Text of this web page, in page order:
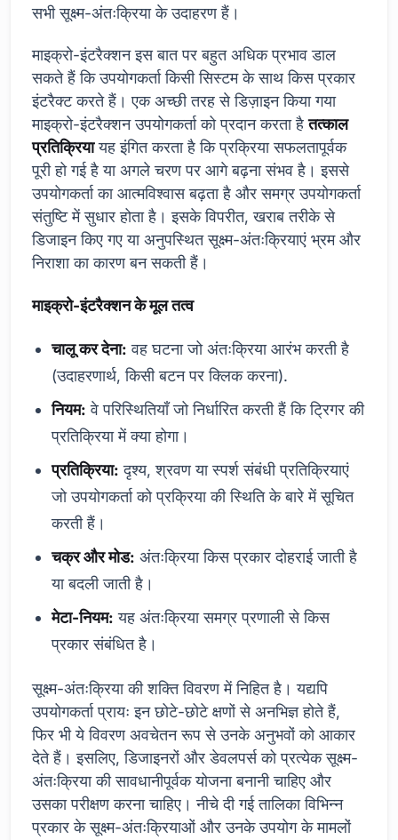
सभी सूक्ष्म-अंतःक्रिया के उदाहरण हैं।
माइक्रो-इंटरैक्शन इस बात पर बहुत अधिक प्रभाव डाल
सकते हैं कि उपयोगकर्ता किसी सिस्टम के साथ किस प्रकार
इंटरैक्ट करते हैं। एक अच्छी तरह से डिज़ाइन किया गया
माइक्रो-इंटरैक्शन उपयोगकर्ता को प्रदान करता हैतत्काल
प्रतिक्रियायह इंगित करता है कि प्रक्रिया सफलतापूर्वक
पूरी हो गई है या अगले चरण पर आगे बढ़ना संभव है। इससे
उपयोगकर्ता का आत्मविश्वास बढ़ता है और समग्र उपयोगकर्ता
संतुष्टि में सुधार होता है। इसके विपरीत, खराब तरीके से
डिजाइन किए गए या अनुपस्थित सूक्ष्म-अंतःक्रियाएं भ्रम और
निराशा का कारण बन सकती हैं।
माइक्रो-इंटरैक्शन के मूल तत्व
चालू कर देना: वह घटना जो अंतःक्रिया आरंभ करती है
(उदाहरणार्थ, किसी बटन पर क्लिक करना).
नियम: वे परिस्थितियाँ जो निर्धारित करती हैं कि ट्रिगर की
प्रतिक्रिया में क्या होगा।
प्रतिक्रिया: दृश्य, श्रवण या स्पर्श संबंधी प्रतिक्रियाएं
जो उपयोगकर्ता को प्रक्रिया की स्थिति के बारे में सूचित
करती हैं।
चक्र और मोड: अंतःक्रिया किस प्रकार दोहराई जाती है
या बदली जाती है।
मेटा-नियम: यह अंतःक्रिया समग्र प्रणाली से किस
प्रकार संबंधित है।
सूक्ष्म-अंतःक्रिया की शक्ति विवरण में निहित है। यद्यपि
उपयोगकर्ता प्रायः इन छोटे-छोटे क्षणों से अनभिज्ञ होते हैं,
फिर भी ये विवरण अवचेतन रूप से उनके अनुभवों को आकार
देते हैं। इसलिए, डिजाइनरों और डेवलपर्स को प्रत्येक सूक्ष्म-
अंतःक्रिया की सावधानीपूर्वक योजना बनानी चाहिए और
उसका परीक्षण करना चाहिए। नीचे दी गई तालिका विभिन्न
प्रकार के सूक्ष्म-अंतःक्रियाओं और उनके उपयोग के मामलों